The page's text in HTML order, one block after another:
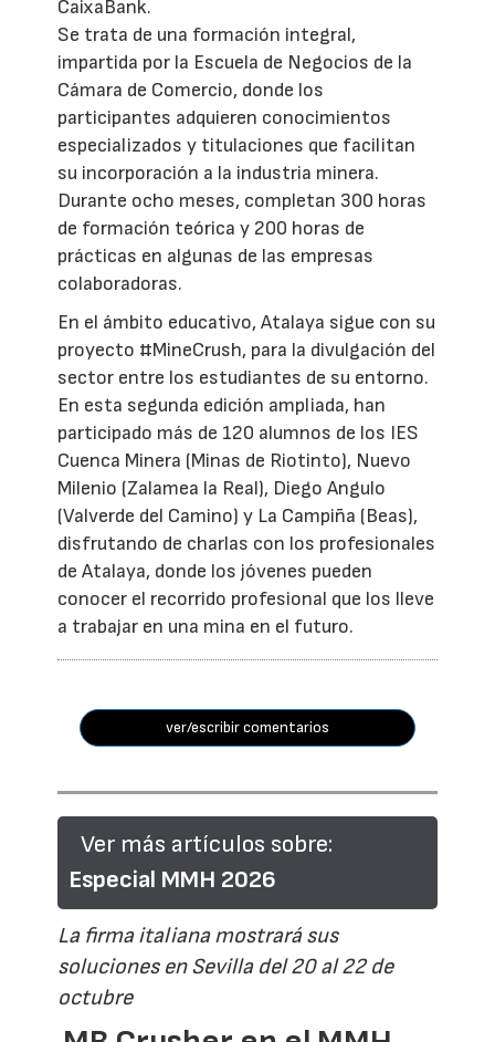
CaixaBank.
Se trata de una formación integral,
impartida por la Escuela de Negocios de la
Cámara de Comercio, donde los
participantes adquieren conocimientos
especializados y titulaciones que facilitan
su incorporación a la industria minera.
Durante ocho meses, completan 300 horas
de formación teórica y 200 horas de
prácticas en algunas de las empresas
colaboradoras.
En el ámbito educativo, Atalaya sigue con su
proyecto #MineCrush, para la divulgación del
sector entre los estudiantes de su entorno.
En esta segunda edición ampliada, han
participado más de 120 alumnos de los IES
Cuenca Minera (Minas de Riotinto), Nuevo
Milenio (Zalamea la Real), Diego Angulo
(Valverde del Camino) y La Campiña (Beas),
disfrutando de charlas con los profesionales
de Atalaya, donde los jóvenes pueden
conocer el recorrido profesional que los lleve
a trabajar en una mina en el futuro.
ver/escribir comentarios
Ver más artículos sobre:
Especial MMH 2026
La firma italiana mostrará sus
soluciones en Sevilla del 20 al 22 de
octubre